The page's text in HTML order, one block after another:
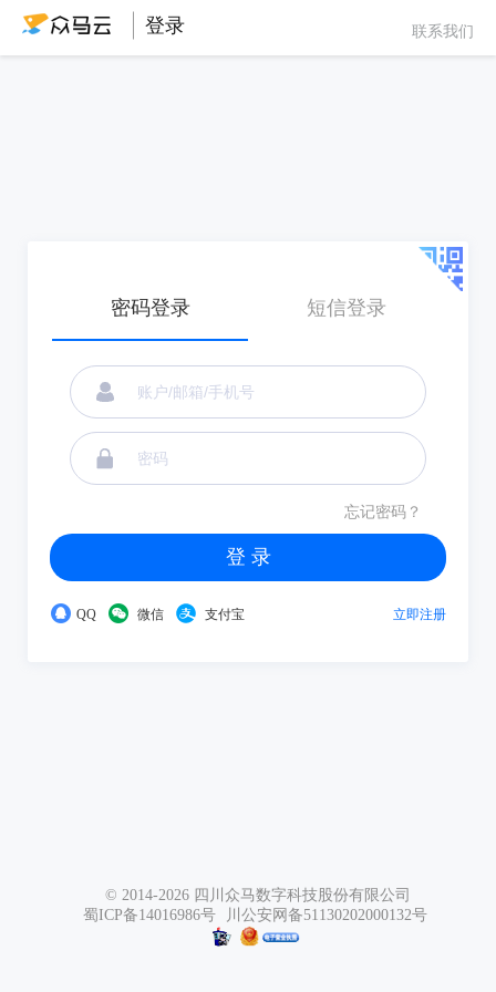
登录 联系我们
密码登录 短信登录
忘记密码？
登 录
QQ 微信 支付宝 立即注册
© 2014-2026 四川众马数字科技股份有限公司
蜀ICP备14016986号
川公安网备51130202000132号